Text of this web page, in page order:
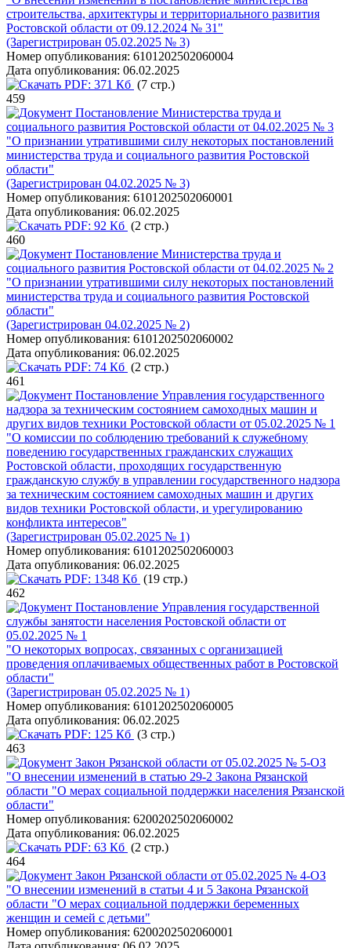
строительства, архитектуры и территориального развития
Ростовской области от 09.12.2024 № 31"
(Зарегистрирован 05.02.2025 № 3)
Номер опубликования: 6101202502060004
Дата опубликования: 06.02.2025
PDF: 371 Кб (7 стр.)
459
Постановление Министерства труда и
социального развития Ростовской области от 04.02.2025 № 3
"О признании утратившими силу некоторых постановлений
министерства труда и социального развития Ростовской
области"
(Зарегистрирован 04.02.2025 № 3)
Номер опубликования: 6101202502060001
Дата опубликования: 06.02.2025
PDF: 92 Кб (2 стр.)
460
Постановление Министерства труда и
социального развития Ростовской области от 04.02.2025 № 2
"О признании утратившими силу некоторых постановлений
министерства труда и социального развития Ростовской
области"
(Зарегистрирован 04.02.2025 № 2)
Номер опубликования: 6101202502060002
Дата опубликования: 06.02.2025
PDF: 74 Кб (2 стр.)
461
Постановление Управления государственного
надзора за техническим состоянием самоходных машин и
других видов техники Ростовской области от 05.02.2025 № 1
"О комиссии по соблюдению требований к служебному
поведению государственных гражданских служащих
Ростовской области, проходящих государственную
гражданскую службу в управлении государственного надзора
за техническим состоянием самоходных машин и других
видов техники Ростовской области, и урегулированию
конфликта интересов"
(Зарегистрирован 05.02.2025 № 1)
Номер опубликования: 6101202502060003
Дата опубликования: 06.02.2025
PDF: 1348 Кб (19 стр.)
462
Постановление Управления государственной
службы занятости населения Ростовской области от
05.02.2025 № 1
"О некоторых вопросах, связанных с организацией
проведения оплачиваемых общественных работ в Ростовской
области"
(Зарегистрирован 05.02.2025 № 1)
Номер опубликования: 6101202502060005
Дата опубликования: 06.02.2025
PDF: 125 Кб (3 стр.)
463
Закон Рязанской области от 05.02.2025 № 5-ОЗ
"О внесении изменений в статью 29-2 Закона Рязанской
области "О мерах социальной поддержки населения Рязанской
области"
Номер опубликования: 6200202502060002
Дата опубликования: 06.02.2025
PDF: 63 Кб (2 стр.)
464
Закон Рязанской области от 05.02.2025 № 4-ОЗ
"О внесении изменений в статьи 4 и 5 Закона Рязанской
области "О мерах социальной поддержки беременных
женщин и семей с детьми"
Номер опубликования: 6200202502060001